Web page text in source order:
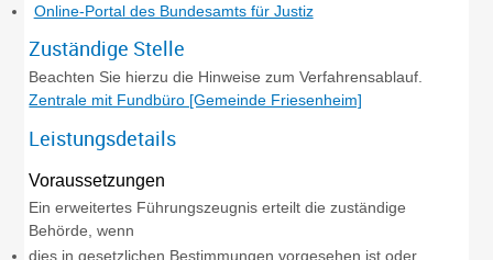
Online-Portal des Bundesamts für Justiz
Zuständige Stelle
Beachten Sie hierzu die Hinweise zum Verfahrensablauf.
Zentrale mit Fundbüro [Gemeinde Friesenheim]
Leistungsdetails
Voraussetzungen
Ein erweitertes Führungszeugnis erteilt die zuständige
Behörde, wenn
dies in gesetzlichen Bestimmungen vorgesehen ist oder